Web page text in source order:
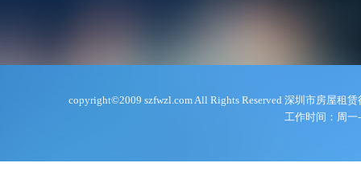
copyright©2009 szfwzl.com All Rights Reserved 深圳市房屋租
工作时间：周一